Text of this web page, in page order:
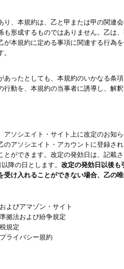
り、本規約は、乙と甲または甲の関連
も形成するものではありません。乙は
が本規約に定める事項に関連する行為
あったとしても、本規約のいかなる条
行動を、本規約の当事者に誘導し、解
アソシエイト・サイト上に改定のお知
のアソシエイト・アカウントに登録さ
とができます。改定の発効日は、記載
降の日とします。 改定の発効日以後も
受け入れることができない場合、乙の
よびアマゾン・サイト
拠法および紛争規定
規定
ライバシー規約